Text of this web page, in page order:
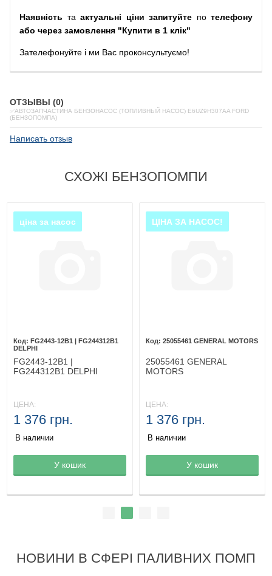
Наявність та актуальні ціни запитуйте по телефону
або через замовлення "Купити в 1 клік"
Зателефонуйте і ми Вас проконсультуємо!
ОТЗЫВЫ (0)
✅АВТОЗАПЧАСТИНА БЕНЗОНАСОС (ТОПЛИВНЫЙ НАСОС) E6UZ9H307AA FORD
(БЕНЗОПОМПА)
Написать отзыв
СХОЖІ БЕНЗОПОМПИ
Товар в корзине
ціна за насос
FG2443-12B1 | FG244312B1
DELPHI
FG2443-12B1 |
FG244312B1 DELPHI
ЦЕНА:
1 376 грн.
В наличии
У кошик Товар в корзине
ЦІНА ЗА НАСОС!
25055461 GENERAL MOTORS
25055461 GENERAL
MOTORS
ЦЕНА:
1 376 грн.
В наличии
У кошик
НОВИНИ В СФЕРІ ПАЛИВНИХ ПОМП